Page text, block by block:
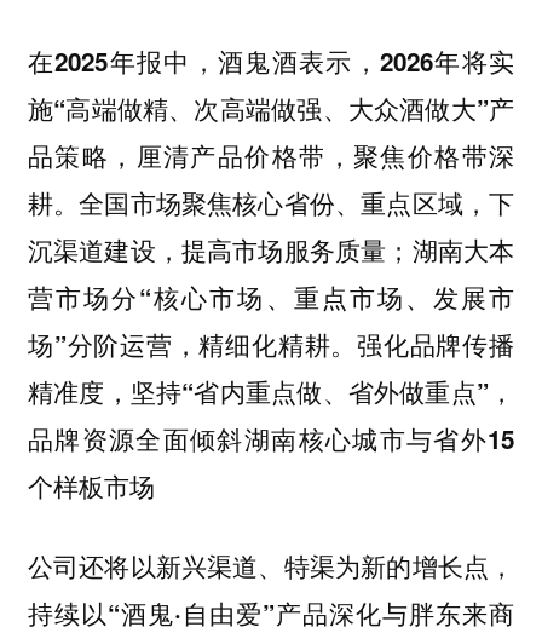
在2025年报中，酒鬼酒表示，2026年将实
施“高端做精、次高端做强、大众酒做大”产
品策略，厘清产品价格带，聚焦价格带深
耕。全国市场聚焦核心省份、重点区域，下
沉渠道建设，提高市场服务质量；湖南大本
营市场分“核心市场、重点市场、发展市
场”分阶运营，精细化精耕。强化品牌传播
精准度，坚持“省内重点做、省外做重点”，
品牌资源全面倾斜湖南核心城市与省外15
个样板市场
公司还将以新兴渠道、特渠为新的增长点，
持续以“酒鬼·自由爱”产品深化与胖东来商